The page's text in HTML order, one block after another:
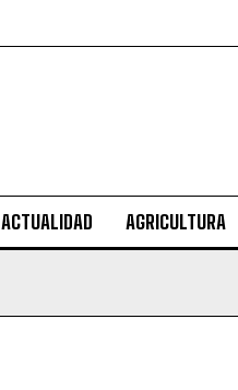
ACTUALIDAD AGRICULTURA